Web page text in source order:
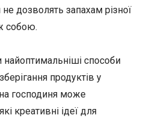
не дозволять запахам різної
собою.
найоптимальніші способи
продуктів у
господиня може
креативні ідеї для